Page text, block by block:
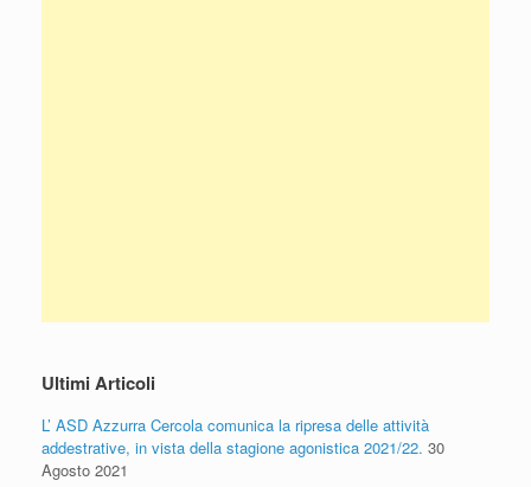
Ultimi Articoli
L’ ASD Azzurra Cercola comunica la ripresa delle attività
addestrative, in vista della stagione agonistica 2021/22. 30
Agosto 2021